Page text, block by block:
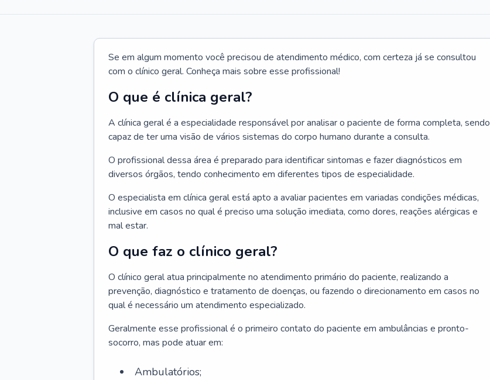
Se em algum momento você precisou de atendimento médico, com certeza já se consultou
com o clínico geral. Conheça mais sobre esse profissional!
O que é clínica geral?
A clínica geral é a especialidade responsável por analisar o paciente de forma completa, sendo
capaz de ter uma visão de vários sistemas do corpo humano durante a consulta.
O profissional dessa área é preparado para identificar sintomas e fazer diagnósticos em
diversos órgãos, tendo conhecimento em diferentes tipos de especialidade.
O especialista em clínica geral está apto a avaliar pacientes em variadas condições médicas,
inclusive em casos no qual é preciso uma solução imediata, como dores, reações alérgicas e
mal estar.
O que faz o clínico geral?
O clínico geral atua principalmente no atendimento primário do paciente, realizando a
prevenção, diagnóstico e tratamento de doenças, ou fazendo o direcionamento em casos no
qual é necessário um atendimento especializado.
Geralmente esse profissional é o primeiro contato do paciente em ambulâncias e pronto-
socorro, mas pode atuar em:
Ambulatórios;